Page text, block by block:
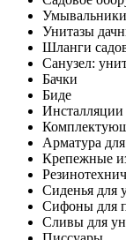
Унитазы
Шланги
Санузел:
Бачки
Биде
Инсталляции
Арматура для
Крепежные
Сиденья для
Сифоны для
Сливы для